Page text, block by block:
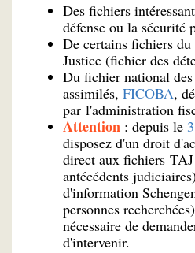
Des fichiers
défense ou la sécurité
De certains fichiers
Justice (fichier des
Du fichier national
assimilés, FICOBA,
par l'administration
Attention : depuis le
disposez d'un droit
direct aux fichiers
antécédents
d'information
personnes
nécessaire de
d'intervenir.